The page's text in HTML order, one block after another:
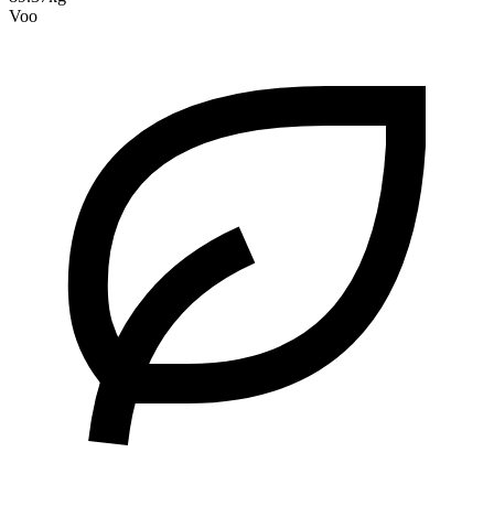
Voo